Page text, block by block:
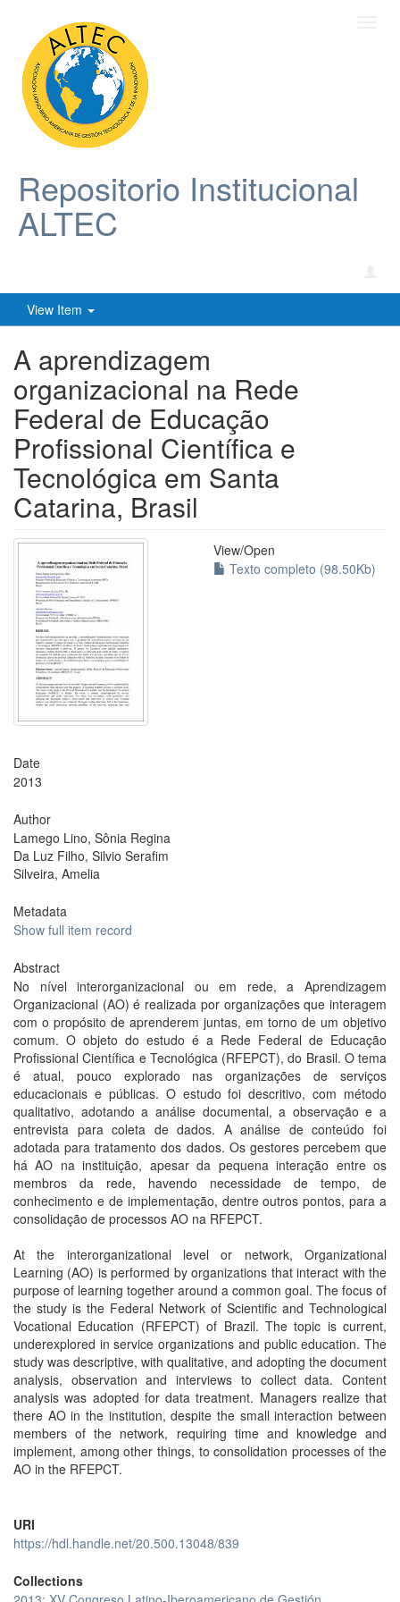
Repositorio Institucional
ALTEC
View Item
A aprendizagem
organizacional na Rede
Federal de Educação
Profissional Científica e
Tecnológica em Santa
Catarina, Brasil
View/Open
Texto completo (98.50Kb)
Date
2013
Author
Lamego Lino, Sônia Regina
Da Luz Filho, Silvio Serafim
Silveira, Amelia
Metadata
Show full item record
Abstract
No nível interorganizacional ou em rede, a Aprendizagem
Organizacional (AO) é realizada por organizações que interagem
com o propósito de aprenderem juntas, em torno de um objetivo
comum. O objeto do estudo é a Rede Federal de Educação
Profissional Científica e Tecnológica (RFEPCT), do Brasil. O tema
é atual, pouco explorado nas organizações de serviços
educacionais e públicas. O estudo foi descritivo, com método
qualitativo, adotando a análise documental, a observação e a
entrevista para coleta de dados. A análise de conteúdo foi
adotada para tratamento dos dados. Os gestores percebem que
há AO na instituição, apesar da pequena interação entre os
membros da rede, havendo necessidade de tempo, de
conhecimento e de implementação, dentre outros pontos, para a
consolidação de processos AO na RFEPCT.
At the interorganizational level or network, Organizational
Learning (AO) is performed by organizations that interact with the
purpose of learning together around a common goal. The focus of
the study is the Federal Network of Scientific and Technological
Vocational Education (RFEPCT) of Brazil. The topic is current,
underexplored in service organizations and public education. The
study was descriptive, with qualitative, and adopting the document
analysis, observation and interviews to collect data. Content
analysis was adopted for data treatment. Managers realize that
there AO in the institution, despite the small interaction between
members of the network, requiring time and knowledge and
implement, among other things, to consolidation processes of the
AO in the RFEPCT.
URI
https://hdl.handle.net/20.500.13048/839
Collections